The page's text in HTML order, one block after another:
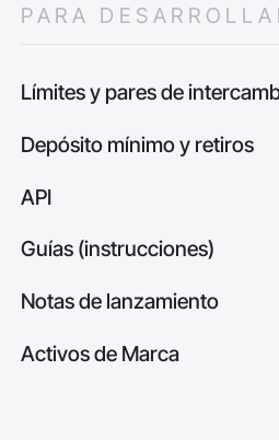
PARA
Límites y pares de
Depósito mínimo y retiros
API
Guías (instrucciones)
Notas de lanzamiento
Activos de Marca